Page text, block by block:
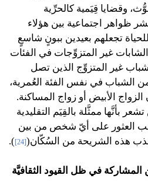
وقضايا قِيَمية كالحرِّية
ظواهر اجتماعية بين هؤلاء
تجعلهم بعيدين ببونٍ شاسعٍ
غير المتزوِّجات في الفئات
34 سنة، والشباب غير المتزوِّج الذين تصل
إلى ما يقارب 50% من الشباب في نفس الفئة العُمرية،
الأبيض أو زواج المساكنة.
بأنَّها ممثَّلة بالقِيَم التقليدية
العثور على أيّ شخص من بين
جذب هذه الشريحة من السُكّان([24]
).
المشاركة في ظل القيود الثقافيَّة